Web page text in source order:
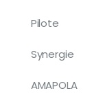
Pilote
Synergie
AMAPOLA